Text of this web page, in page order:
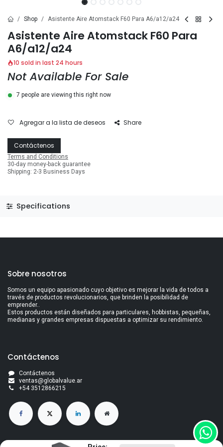
Shop Asistente Aire Atomstack F60 Para A6/a12/a24
Asistente Aire Atomstack F60 Para
A6/a12/a24
10 sold in last 24 hours
Not Available For Sale
7 people are viewing this right now
Agregar a la lista de deseos Share
Contáctenos
Terms and Conditions
30-day money-back guarantee
Shipping: 2-3 Business Days
Specifications
Sobre nosotros
Somos un equipo apasionado cuyo objetivo es mejorar la vida de todos a
través de productos revolucionarios, que brinden la posibilidad de
emprender..
Estos productos están diseñados para particulares, hobbistas, pequeñas,
medianas y grandes empresas dispuestas a optimizar su rendimiento.
Contáctenos
Contáctenos
ventas@globalvalue.ar
+54 3512866215